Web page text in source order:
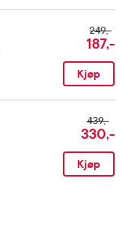
249,-
187,-
Kjøp
439,-
330,-
Kjøp